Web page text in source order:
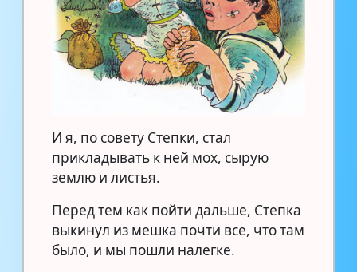
И я, по совету Степки, стал
прикладывать к ней мох, сырую
землю и листья.
Перед тем как пойти дальше, Степка
выкинул из мешка почти все, что там
было, и мы пошли налегке.